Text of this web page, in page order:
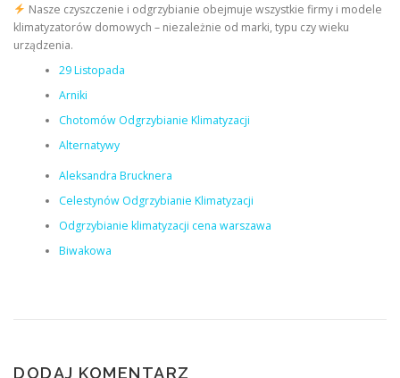
Nasze czyszczenie i odgrzybianie obejmuje wszystkie firmy i modele
klimatyzatorów domowych – niezależnie od marki, typu czy wieku
urządzenia.
29 Listopada
Arniki
Chotomów Odgrzybianie Klimatyzacji
Alternatywy
Aleksandra Brucknera
Celestynów Odgrzybianie Klimatyzacji
Odgrzybianie klimatyzacji cena warszawa
Biwakowa
DODAJ KOMENTARZ